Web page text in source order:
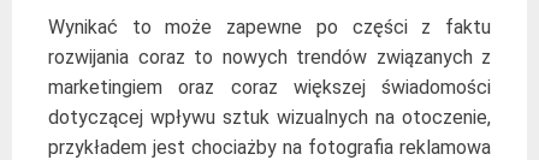
Wynikać to może zapewne po części z faktu
rozwijania coraz to nowych trendów związanych z
marketingiem oraz coraz większej świadomości
dotyczącej wpływu sztuk wizualnych na otoczenie,
przykładem jest chociażby na fotografia reklamowa